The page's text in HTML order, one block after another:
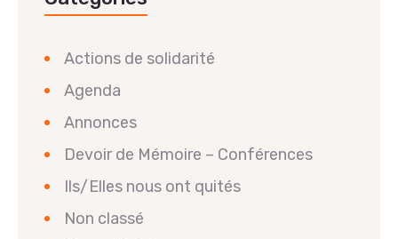
Actions de solidarité
Agenda
Annonces
Devoir de Mémoire – Conférences
Ils/Elles nous ont quités
Non classé